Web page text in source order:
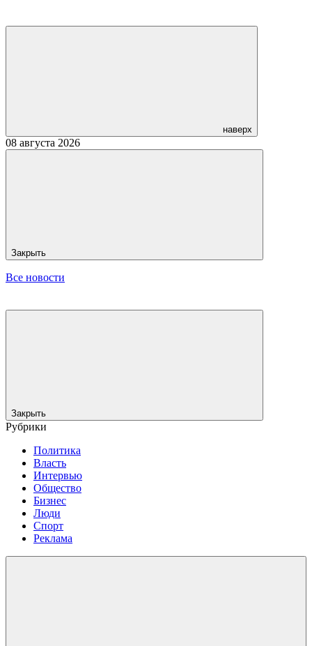
наверх
08 августа 2026
Закрыть
Все новости
Закрыть
Рубрики
Политика
Власть
Интервью
Общество
Бизнес
Люди
Спорт
Реклама